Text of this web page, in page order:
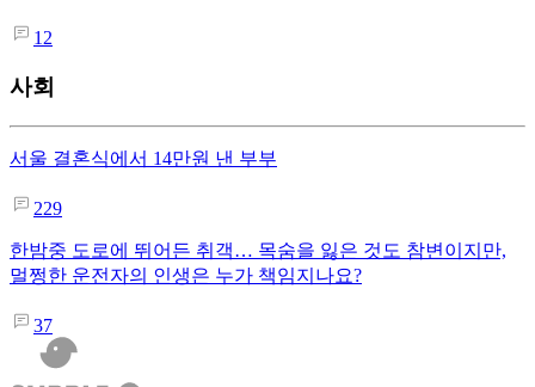
12
사회
서울 결혼식에서 14만원 낸 부부
229
한밤중 도로에 뛰어든 취객… 목숨을 잃은 것도 참변이지만,
멀쩡한 운전자의 인생은 누가 책임지나요?
37